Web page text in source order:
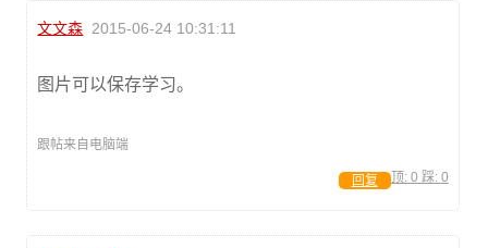
文文森 2015-06-24 10:31:11
图片可以保存学习。
跟帖来自电脑端
顶: 0 踩: 0
回复